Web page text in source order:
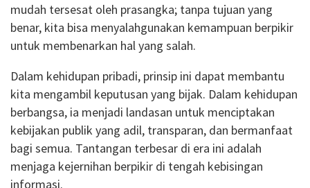
mudah tersesat oleh prasangka; tanpa tujuan yang
benar, kita bisa menyalahgunakan kemampuan berpikir
untuk membenarkan hal yang salah.
Dalam kehidupan pribadi, prinsip ini dapat membantu
kita mengambil keputusan yang bijak. Dalam kehidupan
berbangsa, ia menjadi landasan untuk menciptakan
kebijakan publik yang adil, transparan, dan bermanfaat
bagi semua. Tantangan terbesar di era ini adalah
menjaga kejernihan berpikir di tengah kebisingan
informasi.